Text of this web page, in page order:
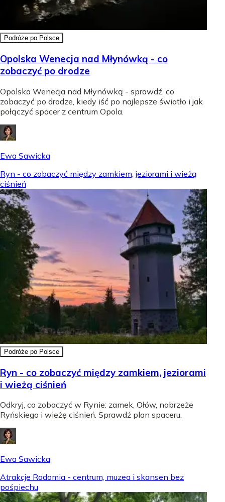
Podróże po Polsce
Opolska Wenecja nad Młynówką - co
zobaczyć po drodze
Opolska Wenecja nad Młynówką - sprawdź, co
zobaczyć po drodze, kiedy iść po najlepsze światło i jak
połączyć spacer z centrum Opola.
Ewa Sawicka
Ryn - co zobaczyć między zamkiem, jeziorami i wieżą
ciśnień
Podróże po Polsce
Ryn - co zobaczyć między zamkiem, jeziorami
i wieżą ciśnień
Odkryj, co zobaczyć w Rynie: zamek, Ołów, nabrzeże
Ryńskiego i wieżę ciśnień. Sprawdź plan spaceru.
Ewa Sawicka
Atrakcje Radomia - centrum, muzea i skansen bez
pośpiechu